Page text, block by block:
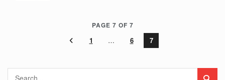
PAGE 7 OF 7
1 … 6 7